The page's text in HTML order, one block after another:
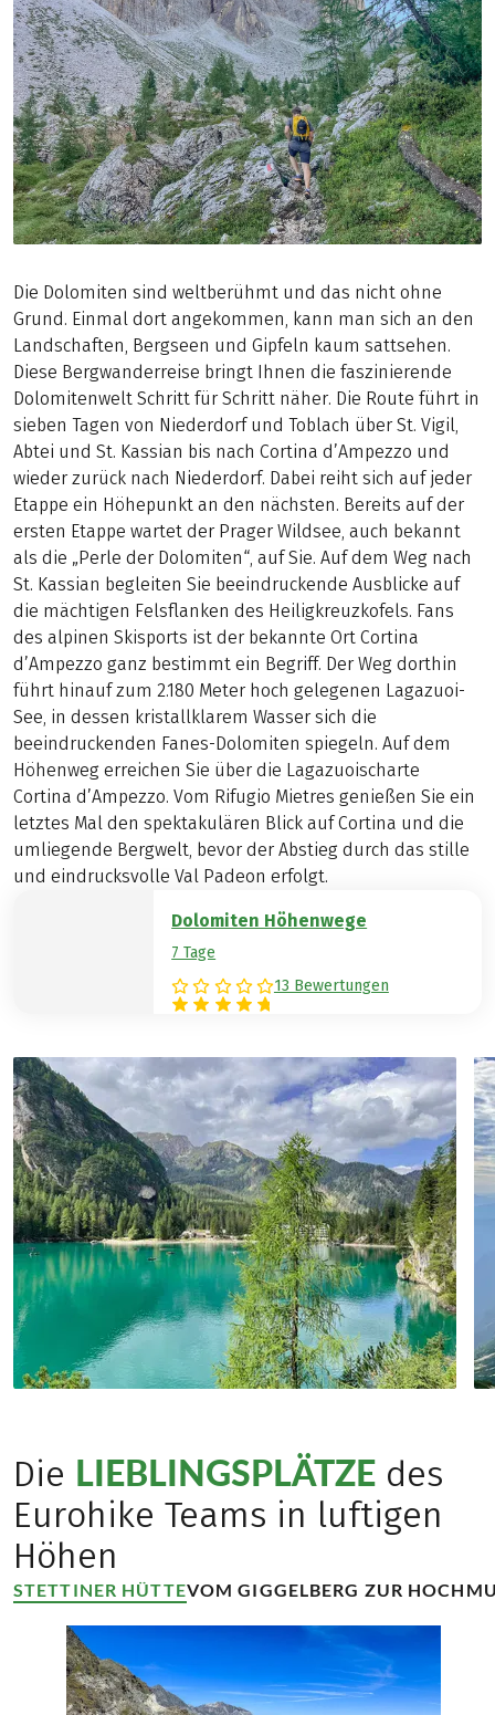
Die Dolomiten sind weltberühmt und das nicht ohne
Grund. Einmal dort angekommen, kann man sich an den
Landschaften, Bergseen und Gipfeln kaum sattsehen.
Diese Bergwanderreise bringt Ihnen die faszinierende
Dolomitenwelt Schritt für Schritt näher. Die Route führt in
sieben Tagen von Niederdorf und Toblach über St. Vigil,
Abtei und St. Kassian bis nach Cortina d’Ampezzo und
wieder zurück nach Niederdorf. Dabei reiht sich auf jeder
Etappe ein Höhepunkt an den nächsten. Bereits auf der
ersten Etappe wartet der Prager Wildsee, auch bekannt
als die „Perle der Dolomiten“, auf Sie. Auf dem Weg nach
St. Kassian begleiten Sie beeindruckende Ausblicke auf
die mächtigen Felsflanken des Heiligkreuzkofels. Fans
des alpinen Skisports ist der bekannte Ort Cortina
d’Ampezzo ganz bestimmt ein Begriff. Der Weg dorthin
führt hinauf zum 2.180 Meter hoch gelegenen Lagazuoi-
See, in dessen kristallklarem Wasser sich die
beeindruckenden Fanes-Dolomiten spiegeln. Auf dem
Höhenweg erreichen Sie über die Lagazuoischarte
Cortina d’Ampezzo. Vom Rifugio Mietres genießen Sie ein
letztes Mal den spektakulären Blick auf Cortina und die
umliegende Bergwelt, bevor der Abstieg durch das stille
und eindrucksvolle Val Padeon erfolgt.
Dolomiten Höhenwege
7 Tage
13 Bewertungen
Die LIEBLINGSPLÄTZE des
Eurohike Teams in luftigen
Höhen
STETTINER HÜTTEVOM GIGGELBERG ZUR